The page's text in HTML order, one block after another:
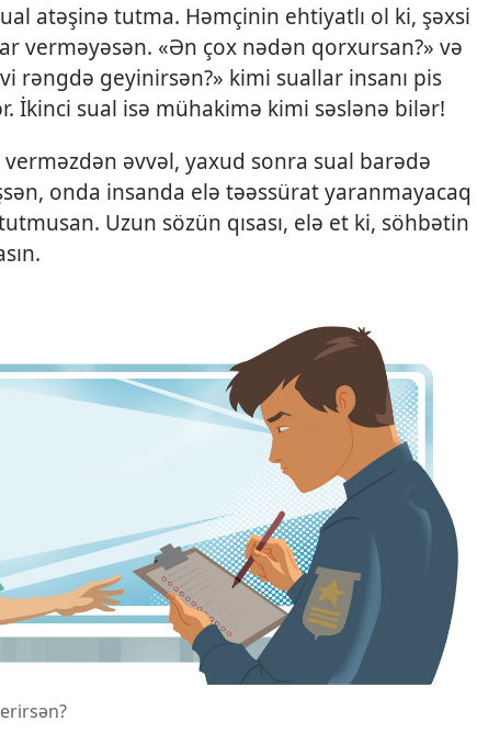
atəşinə tutma. Həmçinin ehtiyatlı ol ki, şəxsi
verməyəsən. «Ən çox nədən qorxursan?» və
rəngdə geyinirsən?» kimi suallar insanı pis
İkinci sual isə mühakimə kimi səslənə bilər!
əvvəl, yaxud sonra sual barədə
onda insanda elə təəssürat yaranmayacaq
Uzun sözün qısası, elə et ki, söhbətin